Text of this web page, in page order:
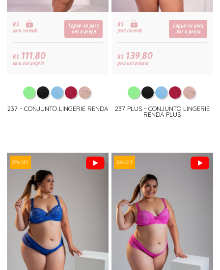
R$
para revenda
Logue-se para
ver o preço
R$111,80
para uso próprio
237 - CONJUNTO LINGERIE RENDA
R$
para revenda
Logue-se para
ver o preço
R$139,80
para uso próprio
237 PLUS - CONJUNTO LINGERIE
RENDA PLUS
25% OFF 20% OFF